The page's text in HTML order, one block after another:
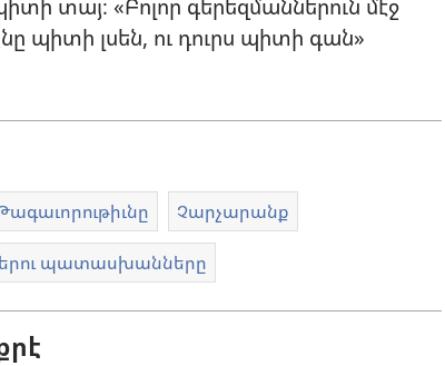
տայ։ «Բոլոր գերեզմաններուն մէջ
պիտի լսեն, ու դուրս պիտի գան»
Չարչարանք
պատասխանները